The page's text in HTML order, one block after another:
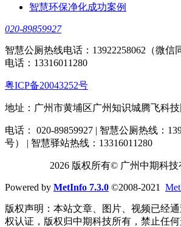
智慧环保净化成功案例
020-89859927
智慧公厕热线电话：13922258062（微信
电话：13316011280
粤ICP备20043252号
地址：广州市黄埔区广州知识城腾飞科
电话： 020-89859927 | 智慧公厕热线：
号） | 智慧驿站热线：13316011280
2026 版权所有© 广州中期科
Powered by MetInfo 7.3.0 ©2008-2021
版权声明：本站文章、图片、视频已经
权认证，版权归中期科技所有，禁止任何